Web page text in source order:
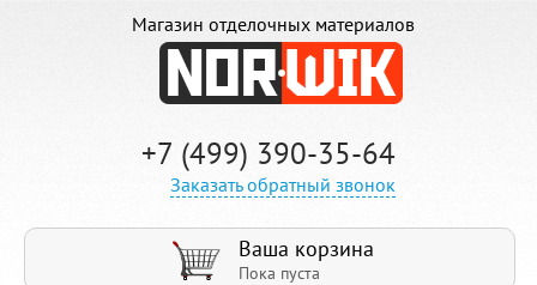
Магазин отделочных материалов
+7 (499) 390-35-64
Заказать обратный звонок
Ваша корзина
Пока пуста